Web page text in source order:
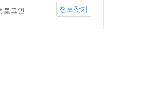
로그인 정보찾기